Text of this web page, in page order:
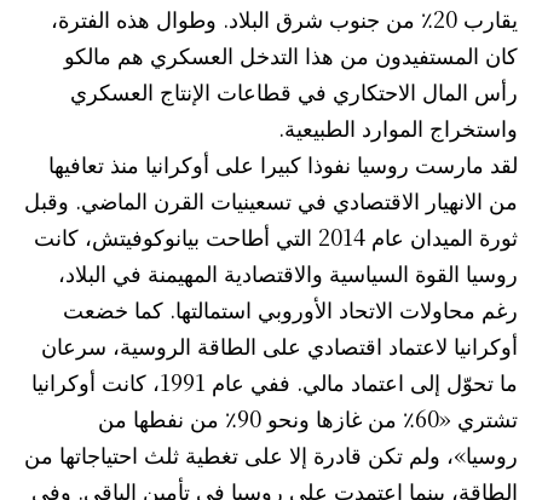
يقارب 20٪ من جنوب شرق البلاد. وطوال هذه الفترة،
كان المستفيدون من هذا التدخل العسكري هم مالكو
رأس المال الاحتكاري في قطاعات الإنتاج العسكري
واستخراج الموارد الطبيعية.
لقد مارست روسيا نفوذا كبيرا على أوكرانيا منذ تعافيها
من الانهيار الاقتصادي في تسعينيات القرن الماضي. وقبل
ثورة الميدان عام 2014 التي أطاحت بيانوكوفيتش، كانت
روسيا القوة السياسية والاقتصادية المهيمنة في البلاد،
رغم محاولات الاتحاد الأوروبي استمالتها. كما خضعت
أوكرانيا لاعتماد اقتصادي على الطاقة الروسية، سرعان
ما تحوّل إلى اعتماد مالي. ففي عام 1991، كانت أوكرانيا
تشتري «60٪ من غازها ونحو 90٪ من نفطها من
روسيا»، ولم تكن قادرة إلا على تغطية ثلث احتياجاتها من
الطاقة، بينما اعتمدت على روسيا في تأمين الباقي. وفي